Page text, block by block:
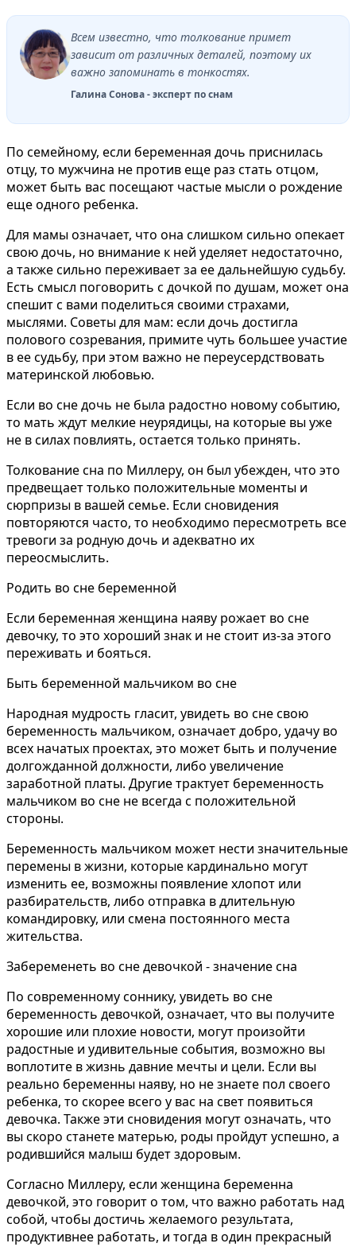
Всем известно, что толкование примет
зависит от различных деталей, поэтому их
важно запоминать в тонкостях.
Галина Сонова - эксперт по снам
По семейному, если беременная дочь приснилась
отцу, то мужчина не против еще раз стать отцом,
может быть вас посещают частые мысли о рождение
еще одного ребенка.
Для мамы означает, что она слишком сильно опекает
свою дочь, но внимание к ней уделяет недостаточно,
а также сильно переживает за ее дальнейшую судьбу.
Есть смысл поговорить с дочкой по душам, может она
спешит с вами поделиться своими страхами,
мыслями. Советы для мам: если дочь достигла
полового созревания, примите чуть большее участие
в ее судьбу, при этом важно не переусердствовать
материнской любовью.
Если во сне дочь не была радостно новому событию,
то мать ждут мелкие неурядицы, на которые вы уже
не в силах повлиять, остается только принять.
Толкование сна по Миллеру, он был убежден, что это
предвещает только положительные моменты и
сюрпризы в вашей семье. Если сновидения
повторяются часто, то необходимо пересмотреть все
тревоги за родную дочь и адекватно их
переосмыслить.
Родить во сне беременной
Если беременная женщина наяву рожает во сне
девочку, то это хороший знак и не стоит из-за этого
переживать и бояться.
Быть беременной мальчиком во сне
Народная мудрость гласит, увидеть во сне свою
беременность мальчиком, означает добро, удачу во
всех начатых проектах, это может быть и получение
долгожданной должности, либо увеличение
заработной платы. Другие трактует беременность
мальчиком во сне не всегда с положительной
стороны.
Беременность мальчиком может нести значительные
перемены в жизни, которые кардинально могут
изменить ее, возможны появление хлопот или
разбирательств, либо отправка в длительную
командировку, или смена постоянного места
жительства.
Забеременеть во сне девочкой - значение сна
По современному соннику, увидеть во сне
беременность девочкой, означает, что вы получите
хорошие или плохие новости, могут произойти
радостные и удивительные события, возможно вы
воплотите в жизнь давние мечты и цели. Если вы
реально беременны наяву, но не знаете пол своего
ребенка, то скорее всего у вас на свет появиться
девочка. Также эти сновидения могут означать, что
вы скоро станете матерью, роды пройдут успешно, а
родившийся малыш будет здоровым.
Согласно Миллеру, если женщина беременна
девочкой, это говорит о том, что важно работать над
собой, чтобы достичь желаемого результата,
продуктивнее работать, и тогда в один прекрасный